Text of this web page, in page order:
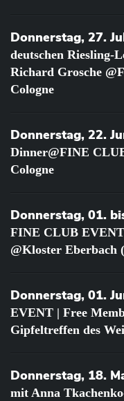
Donnerstag, 27.
deutschen Riesling-
Richard Grosche
Cologne
Donnerstag, 22.
Dinner@FINE
Cologne
Donnerstag, 01.
FINE CLUB
@Kloster Eberbach
Donnerstag, 01.
EVENT | Free
Gipfeltreffen des
Donnerstag, 18.
mit Anna